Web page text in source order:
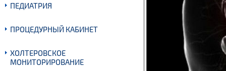
ПЕДИАТРИЯ
ПРОЦЕДУРНЫЙ КАБИНЕТ
ХОЛТЕРОВСКОЕ
МОНИТОРИРОВАНИЕ